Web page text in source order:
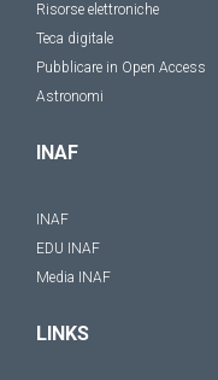
Risorse elettroniche
Teca digitale
Pubblicare in Open Access
Astronomi
INAF
INAF
EDU INAF
Media INAF
LINKS